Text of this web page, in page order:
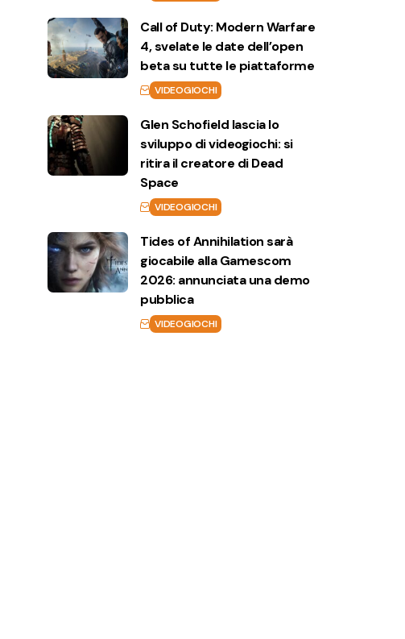
Call of Duty: Modern Warfare
4, svelate le date dell’open
beta su tutte le piattaforme
VIDEOGIOCHI
Glen Schofield lascia lo
sviluppo di videogiochi: si
ritira il creatore di Dead
Space
VIDEOGIOCHI
Tides of Annihilation sarà
giocabile alla Gamescom
2026: annunciata una demo
pubblica
VIDEOGIOCHI